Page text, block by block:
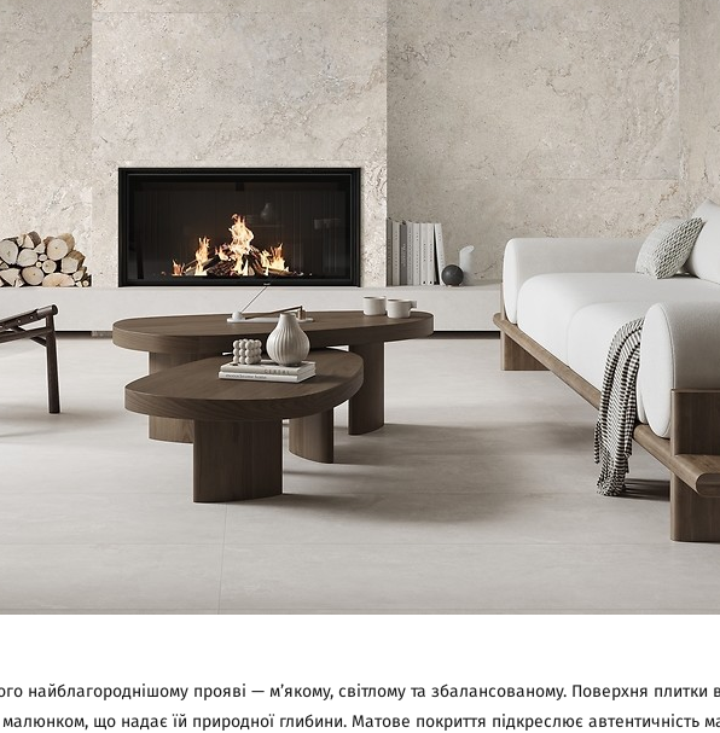
найблагороднішому прояві — м’якому, світлому та збалансованому. Поверхня плитки
що надає їй природної глибини. Матовe покриття підкреслює автентичність